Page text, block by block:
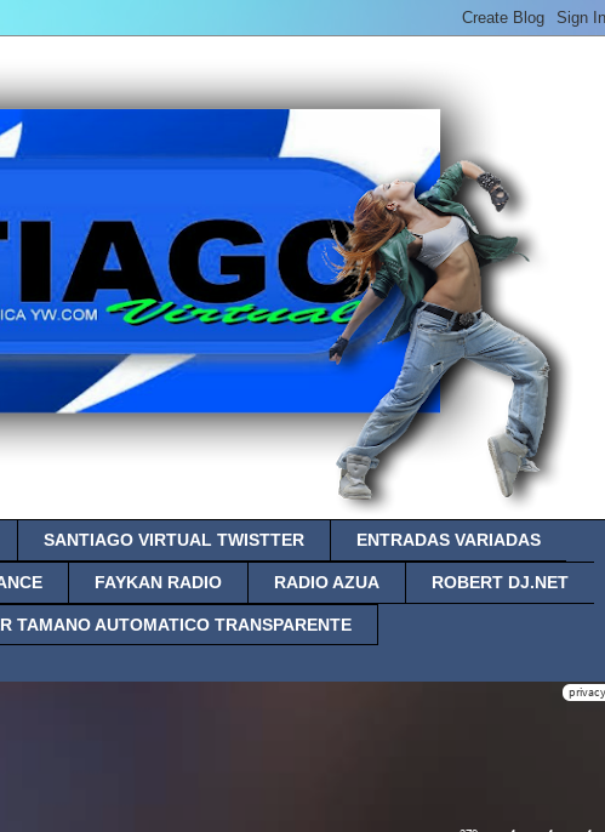
SANTIAGO VIRTUAL TWISTTER ENTRADAS VARIADAS
FAYKAN RADIO RADIO AZUA ROBERT DJ.NET
TAMANO AUTOMATICO TRANSPARENTE